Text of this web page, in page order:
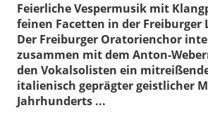
Feierliche Vespermusik mit
feinen Facetten in der Freiburger
Der Freiburger Oratorienchor
zusammen mit dem Anton-
den Vokalsolisten ein
italienisch geprägter geistlicher
Jahrhunderts ...